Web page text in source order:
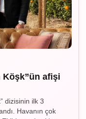
Köşk”ün afişi
dizisinin ilk 3
Havanın çok